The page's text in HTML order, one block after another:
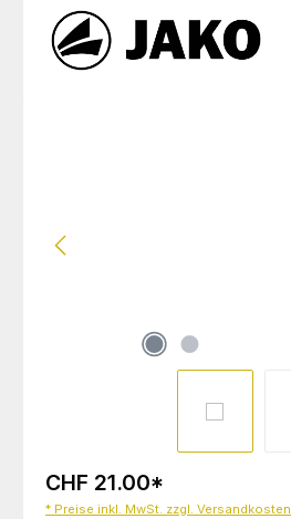
CHF 21.00*
* Preise inkl. MwSt. zzgl. Versandkosten